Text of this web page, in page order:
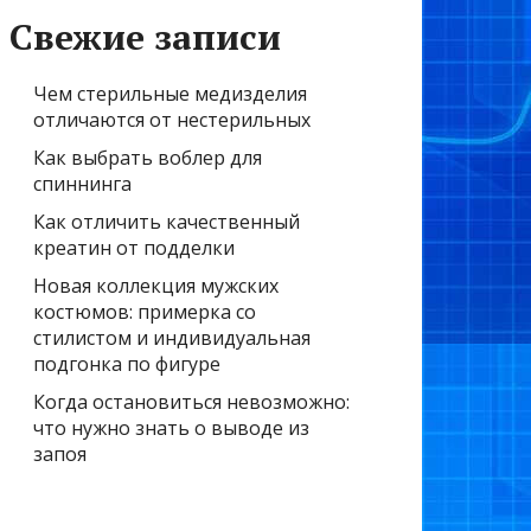
Свежие записи
Чем стерильные медизделия
отличаются от нестерильных
Как выбрать воблер для
спиннинга
Как отличить качественный
креатин от подделки
Новая коллекция мужских
костюмов: примерка со
стилистом и индивидуальная
подгонка по фигуре
Когда остановиться невозможно:
что нужно знать о выводе из
запоя